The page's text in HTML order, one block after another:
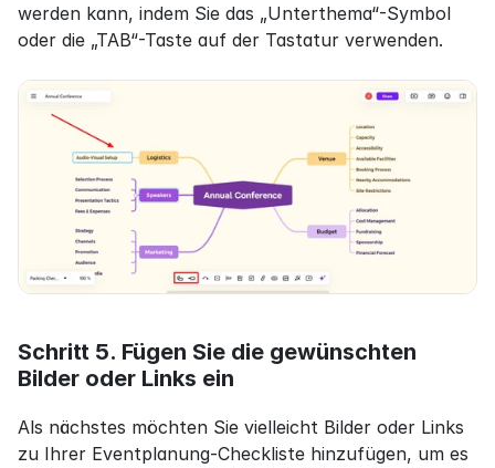
werden kann, indem Sie das „Unterthema“-Symbol
oder die „TAB“-Taste auf der Tastatur verwenden.
Schritt 5. Fügen Sie die gewünschten
Bilder oder Links ein
Als nächstes möchten Sie vielleicht Bilder oder Links
zu Ihrer Eventplanung-Checkliste hinzufügen, um es